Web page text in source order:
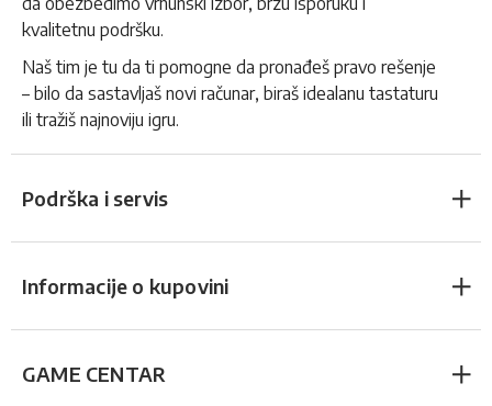
kvalitetnu podršku.
Naš tim je tu da ti pomogne da pronađeš pravo rešenje
– bilo da sastavljaš novi računar, biraš idealanu tastaturu
ili tražiš najnoviju igru.
Podrška i servis
Informacije o kupovini
GAME CENTAR